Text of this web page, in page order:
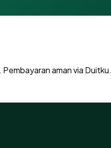
aman via Duitku.